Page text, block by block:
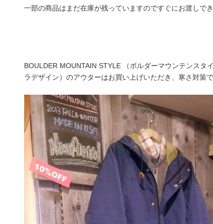
一部の商品はまだ在庫が残っていますのですぐにお渡しで
BOULDER MOUNTAIN STYLE （ボルダーマウンテンスタ
ラデザイン）のアウターはお買い上げいただき、寒さ対策